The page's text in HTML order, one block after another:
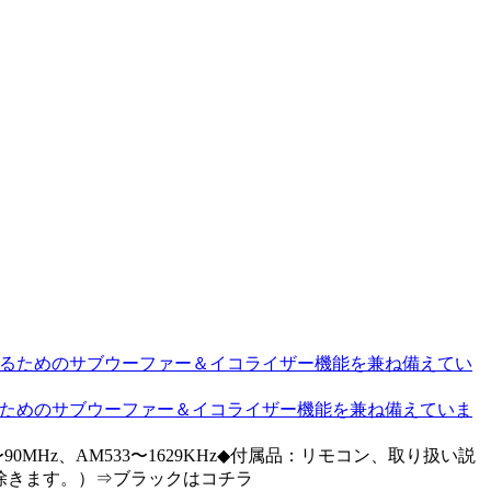
めのサブウーファー＆イコライザー機能を兼ね備えていま
、AM533〜1629KHz◆付属品：リモコン、取り扱い説
きます。）⇒ブラックはコチラ